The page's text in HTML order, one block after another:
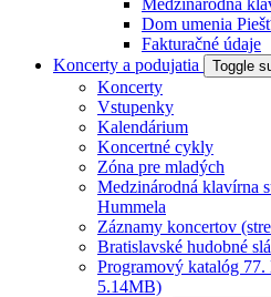
Medzinárodná
Dom umenia
Fakturačné údaje
Koncerty a podujatia
Toggle
Koncerty
Vstupenky
Kalendárium
Koncertné cykly
Zóna pre mladých
Medzinárodná klavírna
Hummela
Záznamy koncertov
Bratislavské hudobné
Programový katalóg
5.14MB)